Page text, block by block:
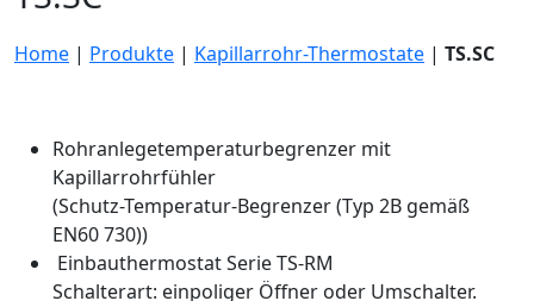
Home | Produkte | Kapillarrohr-Thermostate | TS.SC
Rohranlegetemperaturbegrenzer mit
Kapillarrohrfühler
(Schutz-Temperatur-Begrenzer (Typ 2B gemäß
EN60 730))
Einbauthermostat Serie TS-RM
Schalterart: einpoliger Öffner oder Umschalter.